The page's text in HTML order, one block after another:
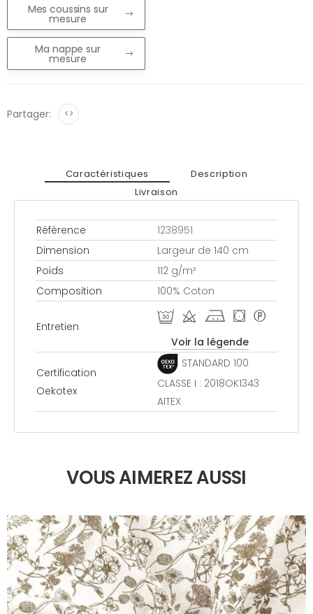
Mes coussins sur
mesure
Ma nappe sur
mesure
Partager: <>
Caractéristiques
Description
Livraison
Référence
1238951
Dimension
Largeur de 140 cm
Poids
112 g/m²
Composition
100% Coton
Entretien
R d j ( *
Voir la légende
Certification
Oekotex
STANDARD 100
CLASSE I : 2018OK1343
AITEX
VOUS AIMEREZ AUSSI